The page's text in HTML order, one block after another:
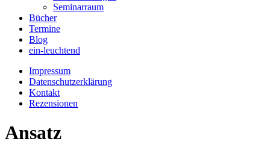
Seminarraum
Bücher
Termine
Blog
ein-leuchtend
Impressum
Datenschutzerklärung
Kontakt
Rezensionen
Ansatz